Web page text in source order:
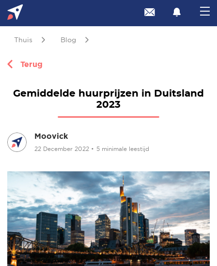
Thuis Blog
Terug
Gemiddelde huurprijzen in Duitsland
2023
Moovick
22 December 2022 • 5 minimale leestijd